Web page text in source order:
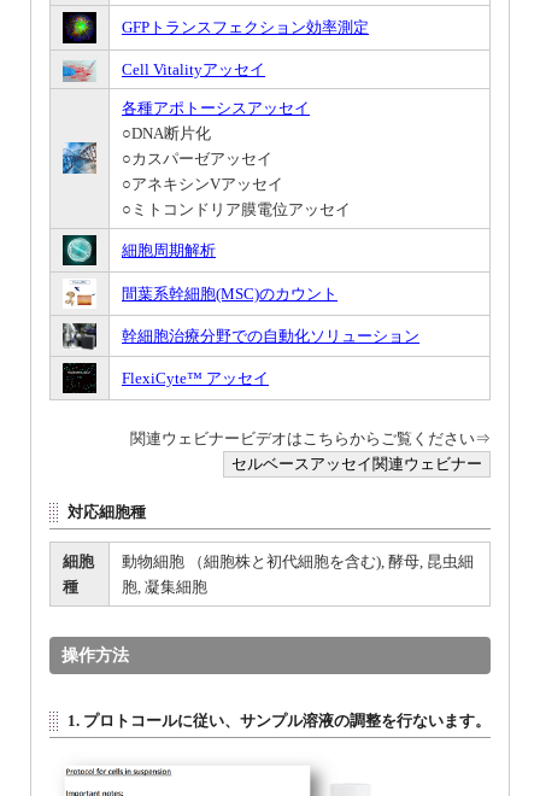
GFPトランスフェクション効率測定
Cell Vitalityアッセイ
各種アポトーシスアッセイ
○DNA断片化
○カスパーゼアッセイ
○アネキシンVアッセイ
○ミトコンドリア膜電位アッセイ
細胞周期解析
間葉系幹細胞(MSC)のカウント
幹細胞治療分野での自動化ソリューション
FlexiCyte™ アッセイ
関連ウェビナービデオはこちらからご覧ください⇒
セルベースアッセイ関連ウェビナー
対応細胞種
細胞
種
動物細胞 （細胞株と初代細胞を含む), 酵母, 昆虫細
胞, 凝集細胞
操作方法
1. プロトコールに従い、サンプル溶液の調整を行ないます。